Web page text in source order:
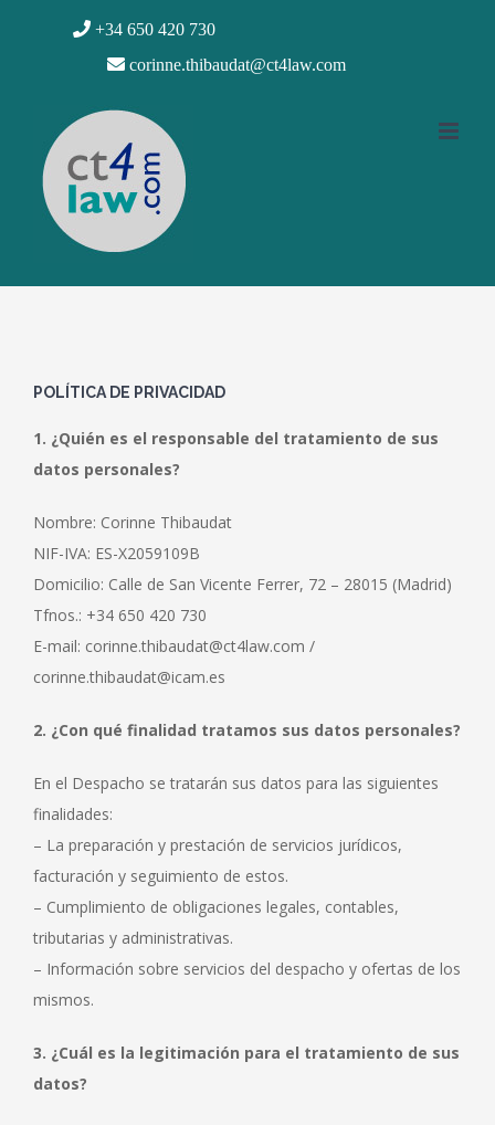
+34 650 420 730
corinne.thibaudat@ct4law.com
POLÍTICA DE PRIVACIDAD
1. ¿Quién es el responsable del tratamiento de sus
datos personales?
Nombre: Corinne Thibaudat
NIF-IVA: ES-X2059109B
Domicilio: Calle de San Vicente Ferrer, 72 – 28015 (Madrid)
Tfnos.: +34 650 420 730
E-mail: corinne.thibaudat@ct4law.com /
corinne.thibaudat@icam.es
2. ¿Con qué finalidad tratamos sus datos personales?
En el Despacho se tratarán sus datos para las siguientes
finalidades:
– La preparación y prestación de servicios jurídicos,
facturación y seguimiento de estos.
– Cumplimiento de obligaciones legales, contables,
tributarias y administrativas.
– Información sobre servicios del despacho y ofertas de los
mismos.
3. ¿Cuál es la legitimación para el tratamiento de sus
datos?
Necesarias
cookies no
son
Son
necesarias
funcione la
web.
Estadísticas
Para que